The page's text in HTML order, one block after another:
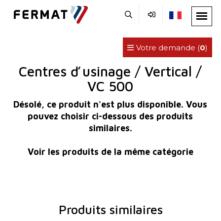
Votre demande (0)
Centres ď usinage / Vertical /
VC 500
Désolé, ce produit n'est plus disponible. Vous
pouvez choisir ci-dessous des produits
similaires.
Voir les produits de la même catégorie
Produits similaires